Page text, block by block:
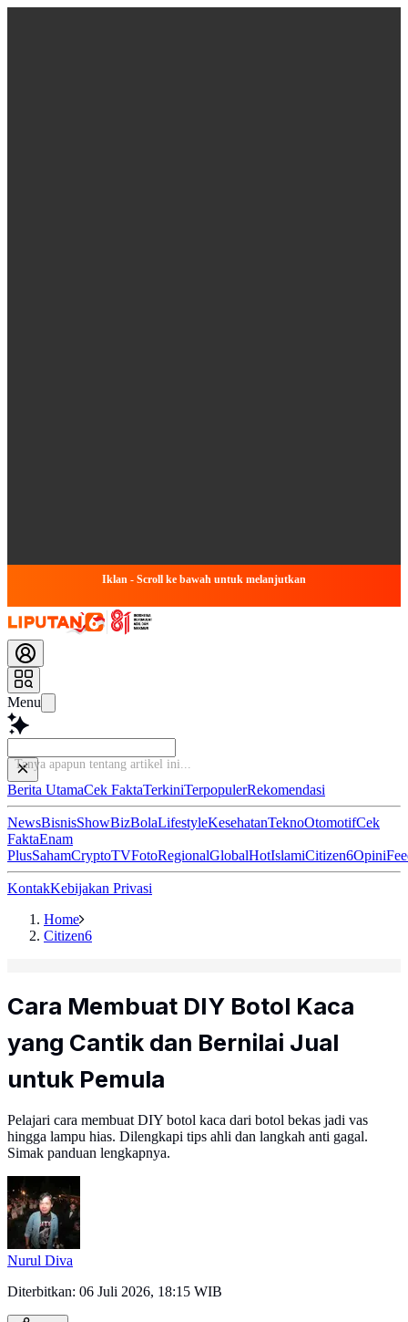
Iklan - Scroll ke bawah untuk melanjutkan
Menu
Tanya
Berita UtamaCek FaktaTerkiniTerpopulerRekomendasi
NewsBisnisShowBizBolaLifestyleKesehatanTeknoOtomotifCek
FaktaEnam
PlusSahamCryptoTVFotoRegionalGlobalHotIslamiCitizen6Opini
KontakKebijakan Privasi
Home
Citizen6
Cara Membuat DIY Botol Kaca
yang Cantik dan Bernilai Jual
untuk Pemula
Pelajari cara membuat DIY botol kaca dari botol bekas jadi vas
hingga lampu hias. Dilengkapi tips ahli dan langkah anti gagal.
Simak panduan lengkapnya.
Nurul Diva
Diterbitkan: 06 Juli 2026, 18:15 WIB